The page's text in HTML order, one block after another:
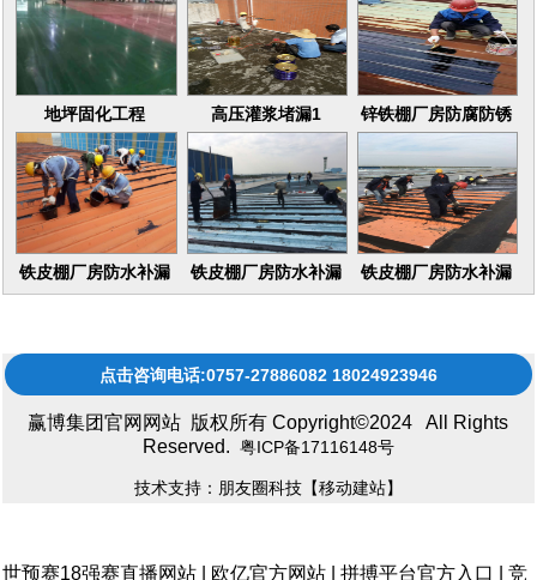
地坪固化工程 高压灌浆堵漏1
锌铁棚厂房防腐防锈
16
铁皮棚厂房防水补漏
铁皮棚厂房防水补漏
铁皮棚厂房防水补漏
点击咨询电话:0757-27886082 18024923946
赢博集团官网网站 版权所有 Copyright©2024 All Rights
Reserved. 粤ICP备17116148号
技术支持：朋友圈科技【移动建站】
世预赛18强赛直播网站 欧亿官方网站 |拼搏平台官方入口 |竞